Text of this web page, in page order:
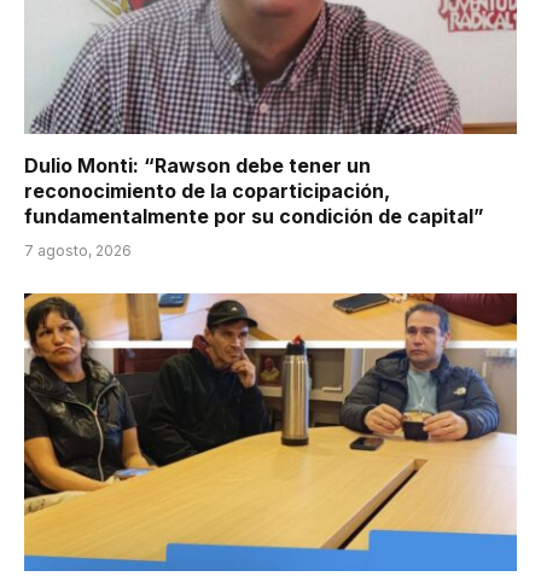
Dulio Monti: “Rawson debe tener un
reconocimiento de la coparticipación,
fundamentalmente por su condición de capital”
7 agosto, 2026